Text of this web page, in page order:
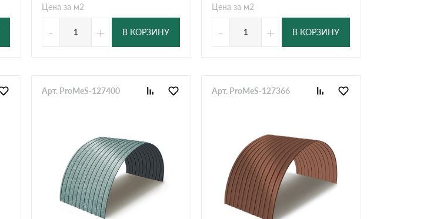
Цена за м2
- + В КОРЗИНУ
Цена за м2
- + В КОРЗИНУ
Арт. ProMeS-127400 Арт. ProMeS-127366